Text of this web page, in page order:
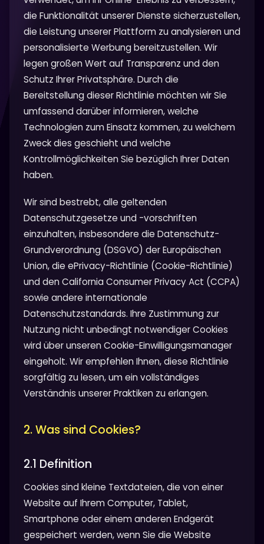
die Funktionalität unserer Dienste sicherzustellen,
die Leistung unserer Plattform zu analysieren und
personalisierte Werbung bereitzustellen. Wir
legen großen Wert auf Transparenz und den
Schutz Ihrer Privatsphäre. Durch die
Bereitstellung dieser Richtlinie möchten wir Sie
umfassend darüber informieren, welche
Technologien zum Einsatz kommen, zu welchem
Zweck dies geschieht und welche
Kontrollmöglichkeiten Sie bezüglich Ihrer Daten
haben.
Wir sind bestrebt, alle geltenden
Datenschutzgesetze und -vorschriften
einzuhalten, insbesondere die Datenschutz-
Grundverordnung (DSGVO) der Europäischen
Union, die ePrivacy-Richtlinie (Cookie-Richtlinie)
und den California Consumer Privacy Act (CCPA)
sowie andere internationale
Datenschutzstandards. Ihre Zustimmung zur
Nutzung nicht unbedingt notwendiger Cookies
wird über unseren Cookie-Einwilligungsmanager
eingeholt. Wir empfehlen Ihnen, diese Richtlinie
sorgfältig zu lesen, um ein vollständiges
Verständnis unserer Praktiken zu erlangen.
2. Was sind Cookies?
2.1 Definition
Cookies sind kleine Textdateien, die von einer
Website auf Ihrem Computer, Tablet,
Smartphone oder einem anderen Endgerät
gespeichert werden, wenn Sie die Website